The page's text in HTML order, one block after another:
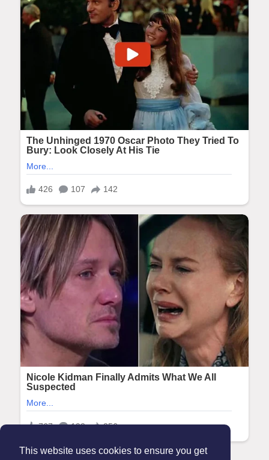
This website uses cookies to ensure you get